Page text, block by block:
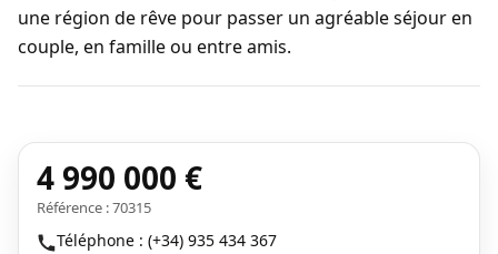
une région de rêve pour passer un agréable séjour en
couple, en famille ou entre amis.
4 990 000 €
Référence : 70315
Téléphone : (+34) 935 434 367